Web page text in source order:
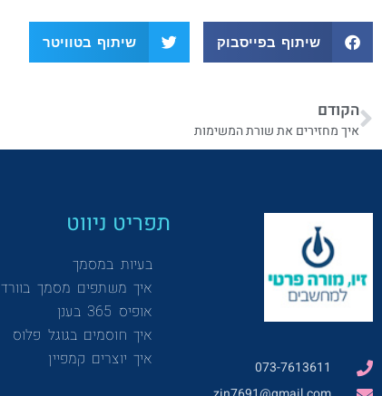
שיתוף בפייסבוק שיתוף בטוויטר
הקודם
איך מחזירים את שורת המשימות
073-7613611
תפריט ניווט
בעיות במסמך
איך משתפים מסמך בוורד 365
אופיס 365 בענן
איך חוסמים בגוגל פלוס
איך יוצרים קמפיין